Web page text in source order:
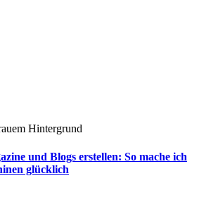
und Blogs erstellen: So mache ich
glücklich